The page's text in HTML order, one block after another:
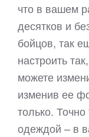
что в вашем
десятков и
бойцов, так
настроить
можете
изменив ее
только.
одеждой – в